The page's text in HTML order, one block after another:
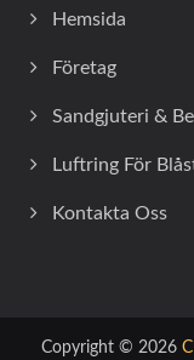
Hemsida
Företag
Sandgjuteri &
Luftring För
Kontakta Oss
Copyright © 2026